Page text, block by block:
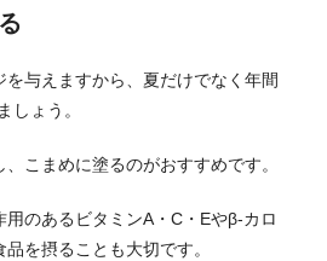
与えますから、夏だけでなく年間
しょう。
こまめに塗るのがおすすめです。
用のあるビタミンA・C・Eやβ-カロ
を摂ることも大切です。